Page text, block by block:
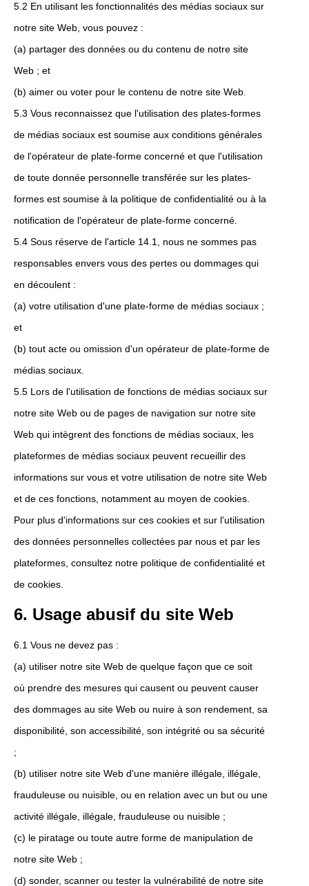
5.2 En utilisant les fonctionnalités des médias sociaux sur
notre site Web, vous pouvez :
(a) partager des données ou du contenu de notre site
Web ; et
(b) aimer ou voter pour le contenu de notre site Web.
5.3 Vous reconnaissez que l'utilisation des plates-formes
de médias sociaux est soumise aux conditions générales
de l'opérateur de plate-forme concerné et que l'utilisation
de toute donnée personnelle transférée sur les plates-
formes est soumise à la politique de confidentialité ou à la
notification de l'opérateur de plate-forme concerné.
5.4 Sous réserve de l'article 14.1, nous ne sommes pas
responsables envers vous des pertes ou dommages qui
en découlent :
(a) votre utilisation d'une plate-forme de médias sociaux ;
et
(b) tout acte ou omission d'un opérateur de plate-forme de
médias sociaux.
5.5 Lors de l'utilisation de fonctions de médias sociaux sur
notre site Web ou de pages de navigation sur notre site
Web qui intègrent des fonctions de médias sociaux, les
plateformes de médias sociaux peuvent recueillir des
informations sur vous et votre utilisation de notre site Web
et de ces fonctions, notamment au moyen de cookies.
Pour plus d'informations sur ces cookies et sur l'utilisation
des données personnelles collectées par nous et par les
plateformes, consultez notre politique de confidentialité et
de cookies.
6. Usage abusif du site Web
6.1 Vous ne devez pas :
(a) utiliser notre site Web de quelque façon que ce soit
où prendre des mesures qui causent ou peuvent causer
des dommages au site Web ou nuire à son rendement, sa
disponibilité, son accessibilité, son intégrité ou sa sécurité
;
(b) utiliser notre site Web d'une manière illégale, illégale,
frauduleuse ou nuisible, ou en relation avec un but ou une
activité illégale, illégale, frauduleuse ou nuisible ;
(c) le piratage ou toute autre forme de manipulation de
notre site Web ;
(d) sonder, scanner ou tester la vulnérabilité de notre site